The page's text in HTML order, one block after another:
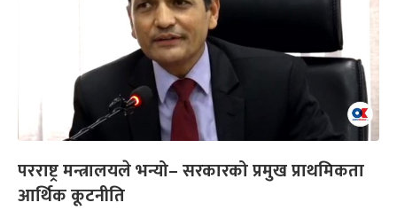
परराष्ट्र मन्त्रालयले भन्यो– सरकारको प्रमुख प्राथमिकता
आर्थिक कूटनीति